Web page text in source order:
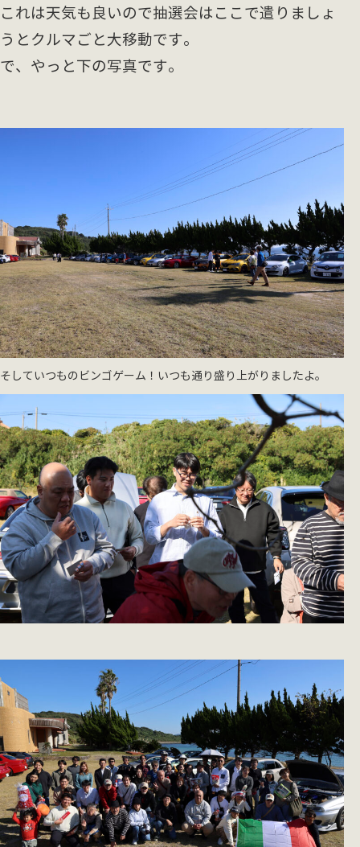
これは天気も良いので抽選会はここで遣りましょ
うとクルマごと大移動です。
で、やっと下の写真です。
そしていつものビンゴゲーム！いつも通り盛り上がりましたよ。